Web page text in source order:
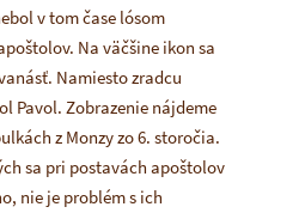
v tom čase lósom
Na väčšine ikon sa
Namiesto zradcu
Pavol. Zobrazenie nájdeme
z Monzy zo 6. storočia.
sa pri postavách apoštolov
nie je problém s ich